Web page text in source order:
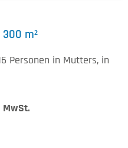
m²
Personen in Mutters, in
MwSt.